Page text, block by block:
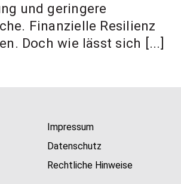
atung
und geringere
Finanzielle Resilienz
Doch wie lässt sich [...]
Impressum
Datenschutz
Rechtliche Hinweise